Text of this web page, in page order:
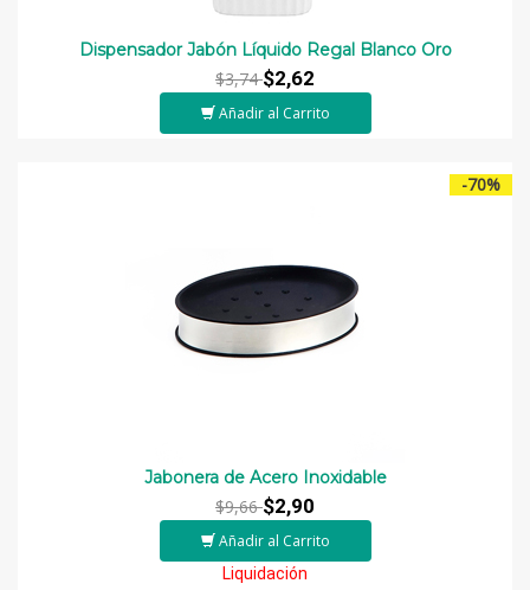
Dispensador Jabón Líquido Regal Blanco Oro
$3,74$2,62
Añadir al Carrito
-70%
Jabonera de Acero Inoxidable
$9,66$2,90
Añadir al Carrito
Liquidación